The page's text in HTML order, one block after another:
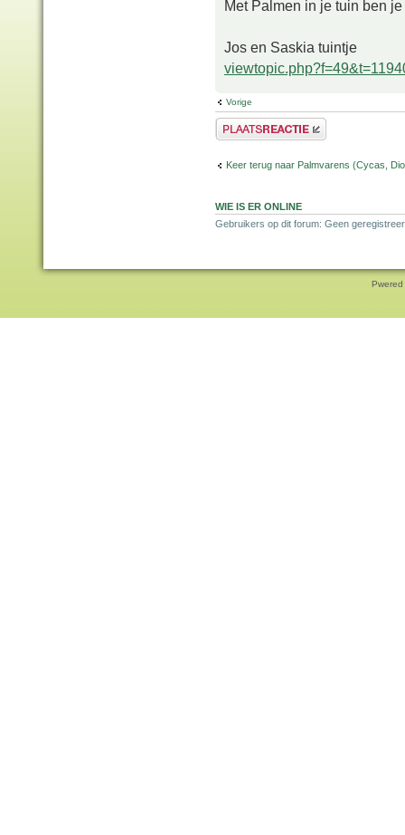
Met Palmen in je tuin ben
Jos en Saskia tuintje
Vorige
Plaats een reactie
Keer terug naar Palmvarens (Cycas,
WIE IS ER ONLINE
Gebruikers op dit forum: Geen